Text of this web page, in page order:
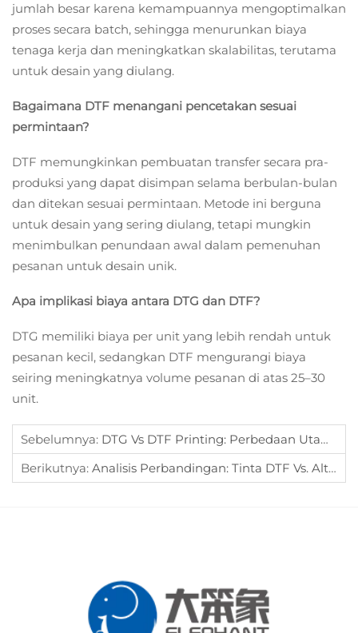
jumlah besar karena kemampuannya mengoptimalkan
proses secara batch, sehingga menurunkan biaya
tenaga kerja dan meningkatkan skalabilitas, terutama
untuk desain yang diulang.
Bagaimana DTF menangani pencetakan sesuai
permintaan?
DTF memungkinkan pembuatan transfer secara pra-
produksi yang dapat disimpan selama berbulan-bulan
dan ditekan sesuai permintaan. Metode ini berguna
untuk desain yang sering diulang, tetapi mungkin
menimbulkan penundaan awal dalam pemenuhan
pesanan untuk desain unik.
Apa implikasi biaya antara DTG dan DTF?
DTG memiliki biaya per unit yang lebih rendah untuk
pesanan kecil, sedangkan DTF mengurangi biaya
seiring meningkatnya volume pesanan di atas 25–30
unit.
Sebelumnya: DTG Vs DTF Printing: Perbedaan Utama Terungkap
Berikutnya: Analisis Perbandingan: Tinta DTF Vs. Alternatif DTG